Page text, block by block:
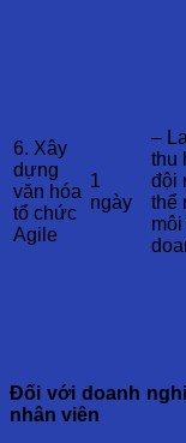
6. Xây
dựng
văn hóa
tổ chức
Agile
1
ngày
–
thu
đội
thể
Đối với doanh
nhân viên